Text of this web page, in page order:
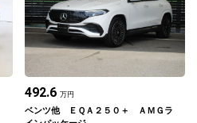
492.6 万円
ベンツ他 ＥＱＡ２５０＋ ＡＭＧラ